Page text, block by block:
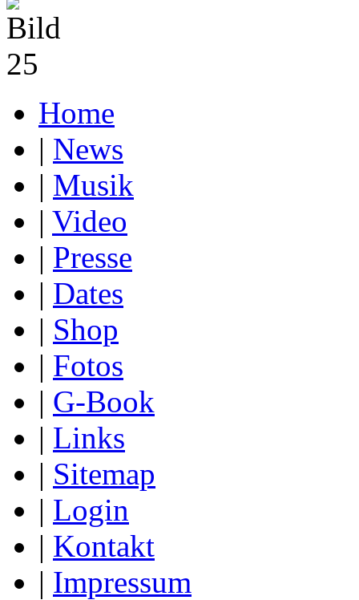
Home
| News
| Musik
| Video
| Presse
| Dates
| Shop
| Fotos
| G-Book
| Links
| Sitemap
| Login
| Kontakt
| Impressum